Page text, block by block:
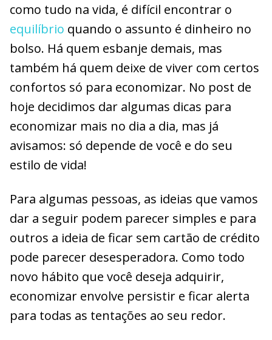
como tudo na vida, é difícil encontrar o
equilíbrio quando o assunto é dinheiro no
bolso. Há quem esbanje demais, mas
também há quem deixe de viver com certos
confortos só para economizar. No post de
hoje decidimos dar algumas dicas para
economizar mais no dia a dia, mas já
avisamos: só depende de você e do seu
estilo de vida!
Para algumas pessoas, as ideias que vamos
dar a seguir podem parecer simples e para
outros a ideia de ficar sem cartão de crédito
pode parecer desesperadora. Como todo
novo hábito que você deseja adquirir,
economizar envolve persistir e ficar alerta
para todas as tentações ao seu redor.